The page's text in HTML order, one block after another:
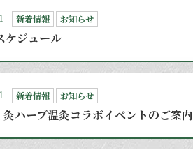
新着情報 お知らせ
ケジュール
新着情報 お知らせ
灸ハーブ温灸コラボイベントのご案内